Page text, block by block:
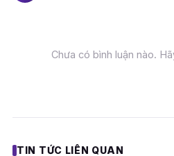
Chưa có bình luận nào.
TIN TỨC LIÊN QUAN